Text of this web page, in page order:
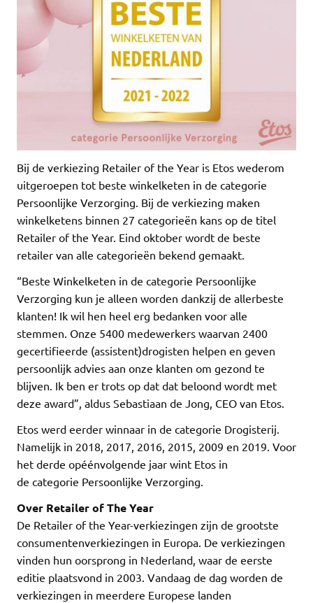
Bij de verkiezing Retailer of the Year is Etos wederom
uitgeroepen tot beste winkelketen in de categorie
Persoonlijke Verzorging. Bij de verkiezing maken
winkelketens binnen 27 categorieën kans op de titel
Retailer of the Year. Eind oktober wordt de beste
retailer van alle categorieën bekend gemaakt.
“Beste Winkelketen in de categorie Persoonlijke
Verzorging kun je alleen worden dankzij de allerbeste
klanten! Ik wil hen heel erg bedanken voor alle
stemmen. Onze 5400 medewerkers waarvan 2400
gecertifieerde (assistent)drogisten helpen en geven
persoonlijk advies aan onze klanten om gezond te
blijven. Ik ben er trots op dat dat beloond wordt met
deze award”, aldus Sebastiaan de Jong, CEO van Etos.
Etos werd eerder winnaar in de categorie Drogisterij.
Namelijk in 2018, 2017, 2016, 2015, 2009 en 2019. Voor
het derde opéénvolgende jaar wint Etos in
de categorie Persoonlijke Verzorging.
Over Retailer of The Year
De Retailer of the Year-verkiezingen zijn de grootste
consumentenverkiezingen in Europa. De verkiezingen
vinden hun oorsprong in Nederland, waar de eerste
editie plaatsvond in 2003. Vandaag de dag worden de
verkiezingen in meerdere Europese landen